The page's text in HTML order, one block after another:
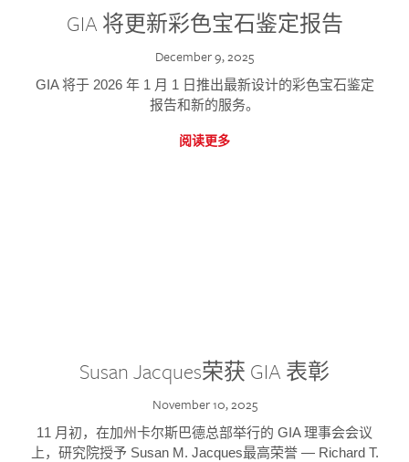
GIA 将更新彩色宝石鉴定报告
December 9, 2025
GIA 将于 2026 年 1 月 1 日推出最新设计的彩色宝石鉴定
报告和新的服务。
阅读更多
Susan Jacques荣获 GIA 表彰
November 10, 2025
11 月初，在加州卡尔斯巴德总部举行的 GIA 理事会会议
上，研究院授予 Susan M. Jacques最高荣誉 — Richard T.